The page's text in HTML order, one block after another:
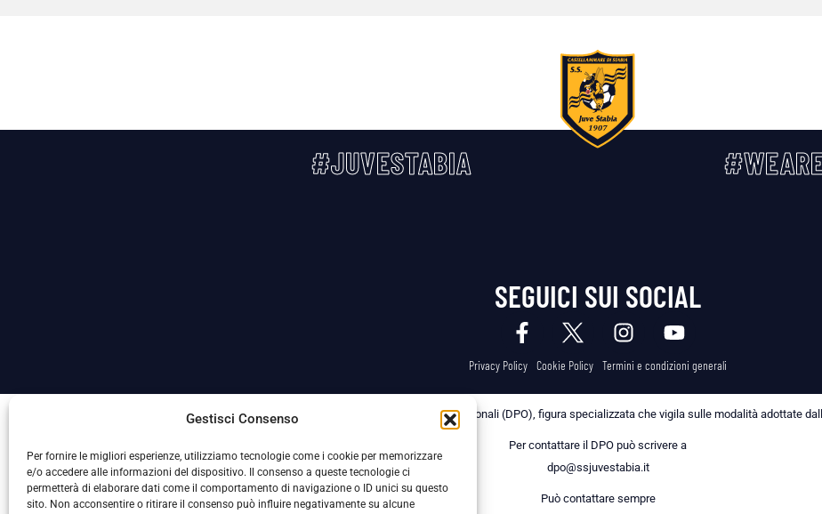
Gestisci Consenso
Per fornire le migliori esperienze, utilizziamo tecnologie come i cookie per memorizzare
e/o accedere alle informazioni del dispositivo. Il consenso a queste tecnologie ci
permetterà di elaborare dati come il comportamento di navigazione o ID unici su questo
sito. Non acconsentire o ritirare il consenso può influire negativamente su alcune
#JUVESTABIA
SEGUICI SUI SOCIAL
Privacy Policy Cookie Policy Termini e condizioni generali
La Società ha nominato il Responsabile della Protezione dei Dati Personali (DPO), figura specializzata che vigila sulle modalità adottate
Per contattare il DPO può scrivere a
dpo@ssjuvestabia.it
Può contattare sempre